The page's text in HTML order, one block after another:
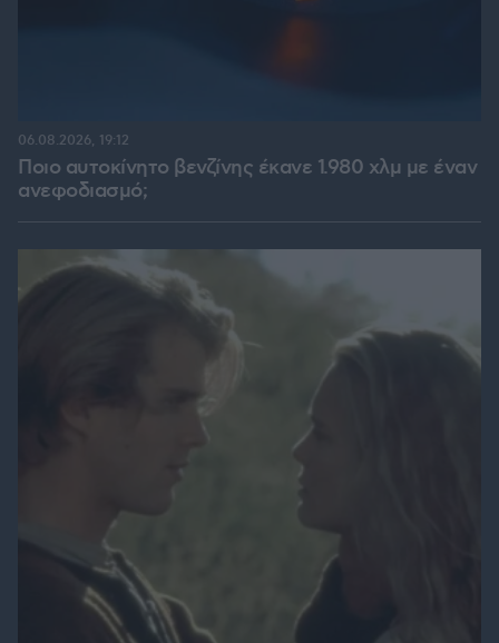
Ποιο αυτοκίνητο βενζίνης έκανε 1.980 χλμ με έναν
ανεφοδιασμό;
06.08.2026, 19:12